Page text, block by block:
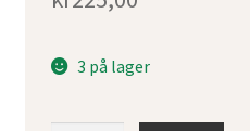
3 på lager